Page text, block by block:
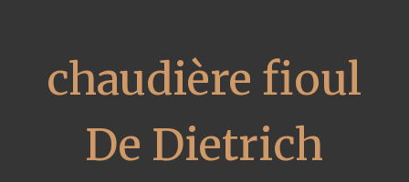
chaudière fioul
De Dietrich